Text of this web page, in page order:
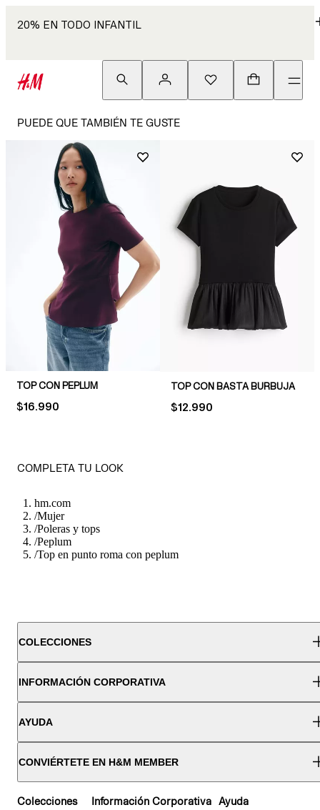
20% EN TODO INFANTIL
PUEDE QUE TAMBIÉN TE GUSTE
TOP CON PEPLUM
PRICE:
$16.990
TOP CON BASTA BURBUJA
PRICE:
$12.990
COMPLETA TU LOOK
hm.com
/Mujer
/Poleras y tops
/Peplum
/Top en punto roma con peplum
COLECCIONES
INFORMACIÓN CORPORATIVA
AYUDA
CONVIÉRTETE EN H&M MEMBER
Colecciones Información Corporativa Ayuda